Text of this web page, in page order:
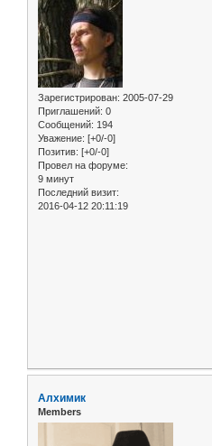
Зарегистрирован: 2005-07-29
Приглашений: 0
Сообщений: 194
Уважение: [+0/-0]
Позитив: [+0/-0]
Провел на форуме:
9 минут
Последний визит:
2016-04-12 20:11:19
Алхимик
Members